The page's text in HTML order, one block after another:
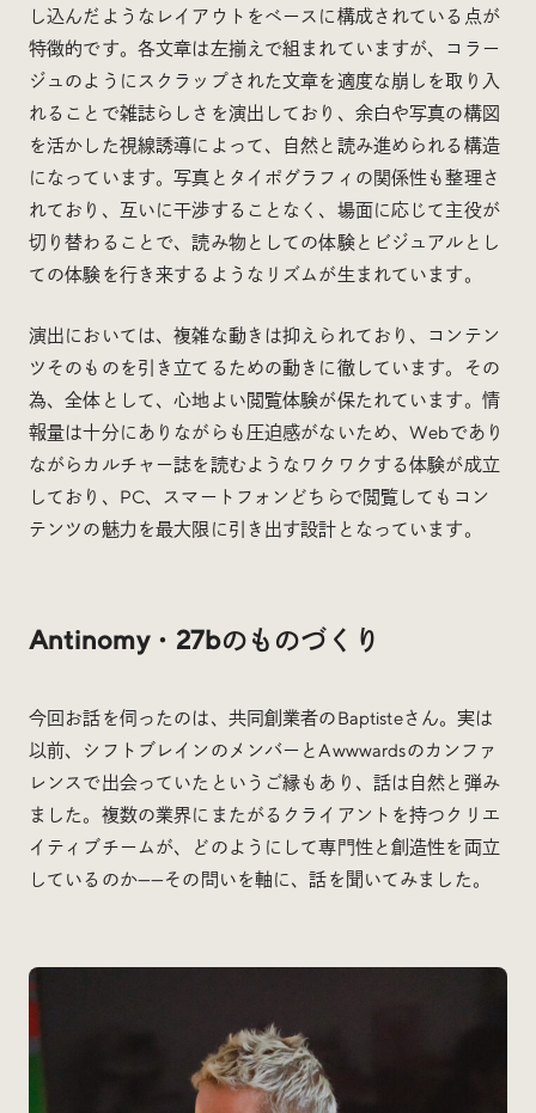
し込んだようなレイアウトをベースに構成されている点が
特徴的です。各文章は左揃えで組まれていますが、コラー
ジュのようにスクラップされた文章を適度な崩しを取り入
れることで雑誌らしさを演出しており、余白や写真の構図
を活かした視線誘導によって、自然と読み進められる構造
になっています。写真とタイポグラフィの関係性も整理さ
れており、互いに干渉することなく、場面に応じて主役が
切り替わることで、読み物としての体験とビジュアルとし
ての体験を行き来するようなリズムが生まれています。
演出においては、複雑な動きは抑えられており、コンテン
ツそのものを引き立てるための動きに徹しています。その
為、全体として、心地よい閲覧体験が保たれています。情
報量は十分にありながらも圧迫感がないため、Webであり
ながらカルチャー誌を読むようなワクワクする体験が成立
しており、PC、スマートフォンどちらで閲覧してもコン
テンツの魅力を最大限に引き出す設計となっています。
Antinomy・27bのものづくり
今回お話を伺ったのは、共同創業者のBaptisteさん。実は
以前、シフトブレインのメンバーとAwwwardsのカンファ
レンスで出会っていたというご縁もあり、話は自然と弾み
ました。複数の業界にまたがるクライアントを持つクリエ
イティブチームが、どのようにして専門性と創造性を両立
しているのか——その問いを軸に、話を聞いてみました。